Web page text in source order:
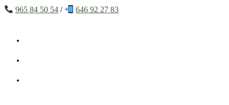
965 84 50 54 / 646 92 27 83